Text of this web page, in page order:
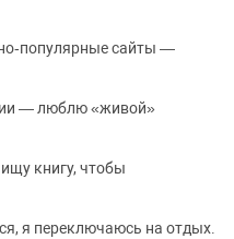
сайты —
— люблю «живой»
книгу, чтобы
я переключаюсь на отдых.